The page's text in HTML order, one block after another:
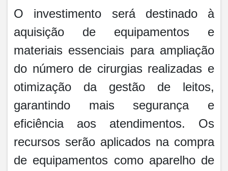
O investimento será destinado à
aquisição de equipamentos e
materiais essenciais para ampliação
do número de cirurgias realizadas e
otimização da gestão de leitos,
garantindo mais segurança e
eficiência aos atendimentos. Os
recursos serão aplicados na compra
de equipamentos como aparelho de